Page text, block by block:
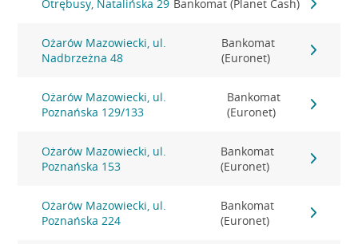
Otrębusy, Natalińska 29 Bankomat (Planet Cash)
Ożarów Mazowiecki, ul.
Nadbrzeżna 48
Bankomat
(Euronet)
Ożarów Mazowiecki, ul.
Poznańska 129/133
Bankomat
(Euronet)
Ożarów Mazowiecki, ul.
Poznańska 153
Bankomat
(Euronet)
Ożarów Mazowiecki, ul.
Poznańska 224
Bankomat
(Euronet)